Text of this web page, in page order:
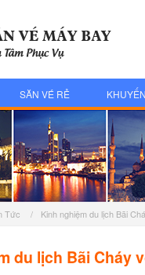
SĂN VÉ RẺ
Tức / Kinh nghiệm du lịch Bãi
du lịch Bãi Cháy